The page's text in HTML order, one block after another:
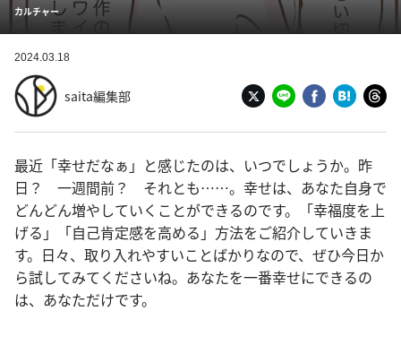
カルチャー
2024.03.18
saita編集部
最近「幸せだなぁ」と感じたのは、いつでしょうか。昨
日？ 一週間前？ それとも……。幸せは、あなた自身で
どんどん増やしていくことができるのです。「幸福度を上
げる」「自己肯定感を高める」方法をご紹介していきま
す。日々、取り入れやすいことばかりなので、ぜひ今日か
ら試してみてくださいね。あなたを一番幸せにできるの
は、あなただけです。